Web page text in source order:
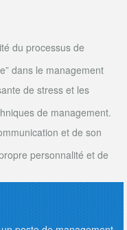
du processus de
dans le management
de stress et les
de management.
et de son
personnalité et de